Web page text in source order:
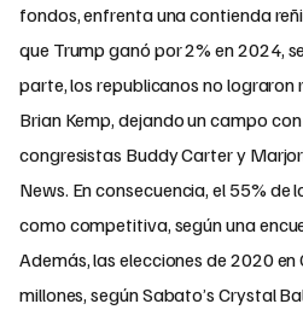
fondos, enfrenta una contienda
que Trump ganó por 2% en 2024,
parte, los republicanos no
Brian Kemp, dejando un campo
congresistas Buddy Carter y
News. En consecuencia, el 55% de
como competitiva, según una
Además, las elecciones de 2020
millones, según Sabato’s Crystal